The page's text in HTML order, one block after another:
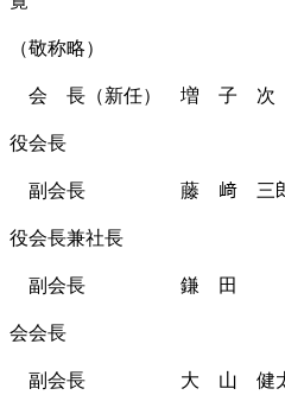
（敬称略）
会 長（新任） 増 子 次
役会長
副会長 藤 﨑 三郎助
役会長兼社長
副会長 鎌 田 宏 宮
会会長
副会長 大 山 健太郎